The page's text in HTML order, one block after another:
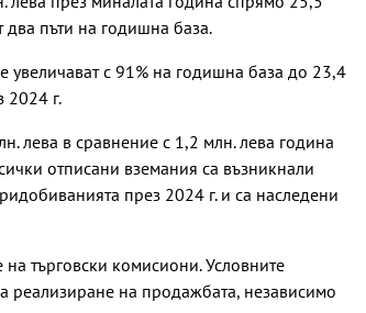
два пъти на годишна база.
увеличават с 91% на годишна база до 23,4
2024 г.
лева в сравнение с 1,2 млн. лева година
отписани вземания са възникнали
през 2024 г. и са наследени
търговски комисиони. Условните
реализиране на продажбата, независимо
продава, Тристаен
118900 EUR